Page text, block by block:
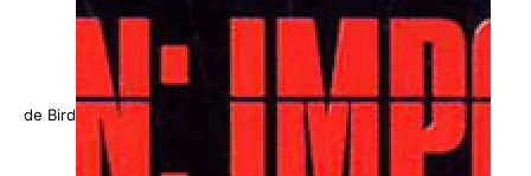
de Bird